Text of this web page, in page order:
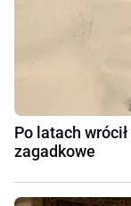
Po latach
zagadkowe